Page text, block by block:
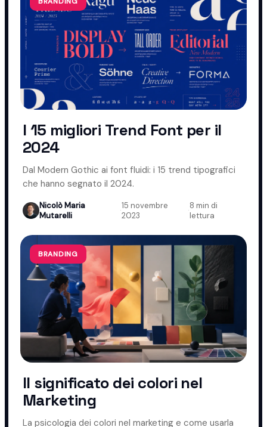
I 15 migliori Trend Font per il
2024
Dal Modern Gothic ai font fluidi: i 15 trend tipografici
che hanno segnato il 2024.
Nicolò Maria
Mutarelli
·15 novembre
2023
·8 min di
lettura
BRANDING
Il significato dei colori nel
Marketing
La psicologia dei colori nel marketing e come usarla